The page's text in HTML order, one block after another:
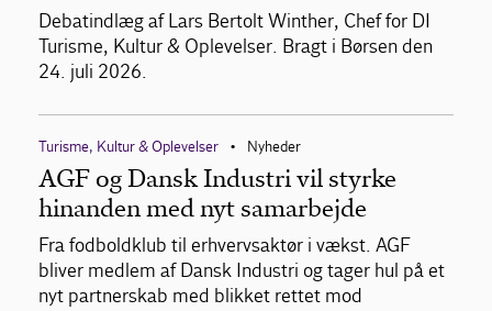
Debatindlæg af Lars Bertolt Winther, Chef for DI
Turisme, Kultur & Oplevelser. Bragt i Børsen den
24. juli 2026.
Turisme, Kultur & Oplevelser • Nyheder
AGF og Dansk Industri vil styrke
hinanden med nyt samarbejde
Fra fodboldklub til erhvervsaktør i vækst. AGF
bliver medlem af Dansk Industri og tager hul på et
nyt partnerskab med blikket rettet mod